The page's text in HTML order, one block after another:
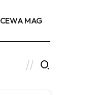
CEWA MAG